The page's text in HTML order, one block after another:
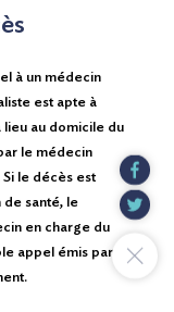
à un médecin
est apte à
lieu au domicile du
le médecin
le décès est
de santé, le
en charge du
appel émis par